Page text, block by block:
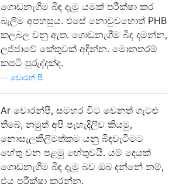
ගොඩනැගීම බිඳ දැමූ යමක් පරීක්ෂා කර
බැලීම අපහසුය. එසේ නොවුවහොත් PHB
කලබල වනු ඇත. ගොඩනැගීම බිඳ දමන්න,
ලජ්ජාවේ කේතුවක් අඳින්න. මොනතරම්
කපටි පුරුද්දක්ද.
වොරන් පී
Ar වොරන්පී, සමහර විට වෙනත් ගැටළු
තිබේ, නමුත් අපි පැහැදිලිව කියමු,
නොසැලකිලිමත්කම යනු බිඳවැටීමට
හේතු වන පළමු හේතුවයි. යම් දෙයක්
ගොඩනැගීම බිඳ දැමූ බව ඔබ දන්නේ නම්,
එය පරීක්ෂා කරන්න.